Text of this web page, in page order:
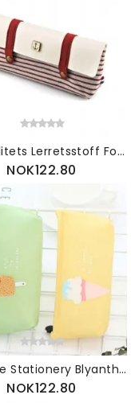
Høykvalitets Lerretsstoff For Studenters Pennal Liten Frisk Og Nydelig Oppbevaringsboks For Skrivesaker
NOK122.80
Creative Stationery Blyanthus Jelly Gel Materiale Stort Pennal Med Ren Og Frisk Iskremdesign
NOK122.80